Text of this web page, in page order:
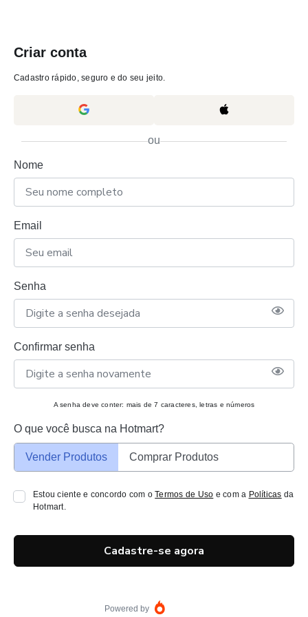
Criar conta
Cadastro rápido, seguro e do seu jeito.
ou
Nome
Email
Senha
Confirmar senha
A senha deve conter: mais de 7 caracteres, letras e números
O que você busca na Hotmart?
Vender Produtos Comprar Produtos
Estou ciente e concordo com oTermos de Uso e com a Políticas da
Hotmart.
Cadastre-se agora
Powered by